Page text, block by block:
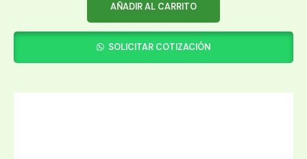
AÑADIR AL CARRITO
SOLICITAR COTIZACIÓN